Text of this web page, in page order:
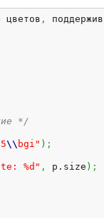
цветов ,
*/
\\ bgi" ) ;
%d" , p. size ) ;